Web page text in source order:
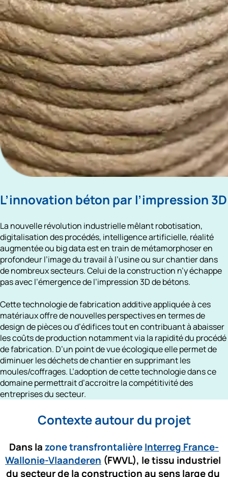
L’innovation béton par l’impression 3D
La nouvelle révolution industrielle mêlant robotisation,
digitalisation des procédés, intelligence artificielle, réalité
augmentée ou big data est en train de métamorphoser en
profondeur l’image du travail à l’usine ou sur chantier dans
de nombreux secteurs. Celui de la construction n’y échappe
pas avec l’émergence de l’impression 3D de bétons.
Cette technologie de fabrication additive appliquée à ces
matériaux offre de nouvelles perspectives en termes de
design de pièces ou d’édifices tout en contribuant à abaisser
les coûts de production notamment via la rapidité du procédé
diminuer les déchets de chantier en supprimant les
moules/coffrages. L’adoption de cette technologie dans ce
domaine permettrait d’accroitre la compétitivité des
entreprises du secteur.
Contexte autour du projet
Dans lazone transfrontalière Interreg France-
Wallonie-Vlaanderen (FWVL), le tissu industriel
du secteur de la construction au sens large du